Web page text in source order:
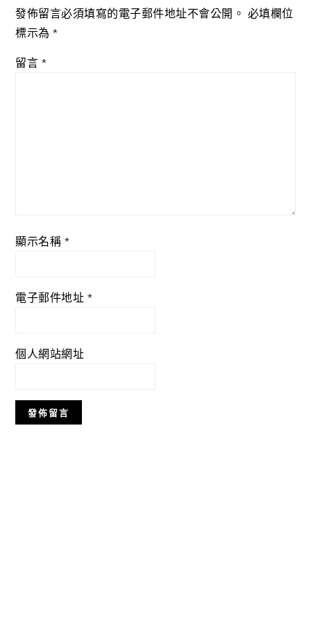
發佈留言必須填寫的電子郵件地址不會公開。 必填欄位
標示為*
留言 *
顯示名稱 *
電子郵件地址 *
個人網站網址